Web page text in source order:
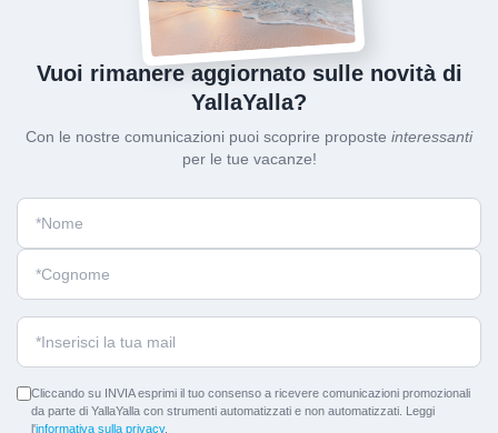
Vuoi rimanere aggiornato sulle novità di
YallaYalla?
Con le nostre comunicazioni puoi scoprire proposte interessanti
per le tue vacanze!
Cliccando su INVIA esprimi il tuo consenso a ricevere comunicazioni promozionali
da parte di YallaYalla con strumenti automatizzati e non automatizzati. Leggi
l'informativa sulla privacy.